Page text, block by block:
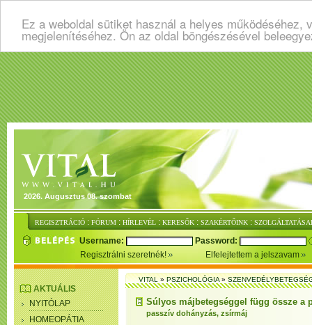
Ez a weboldal sütiket használ a helyes
megjelenítéséhez. Ön az oldal böngészésével
2026. Augusztus 08. szombat
REGISZTRÁCIÓ : FÓRUM : HÍRLEVÉL : KERESŐK : SZAKÉRTŐINK :
Username:
Password:
Regisztrálni szeretnék!
Elfelejtettem a jelszavam
AKTUÁLIS
NYITÓLAP
HOMEOPÁTIA
VITAL»PSZICHOLÓGIA»
Súlyos májbetegséggel függ össze a
passzív dohányzás, zsírmáj